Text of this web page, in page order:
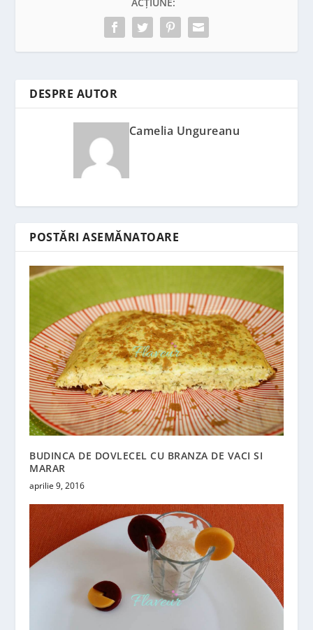
ACȚIUNE:
DESPRE AUTOR
Camelia Ungureanu
POSTĂRI ASEMĂNATOARE
BUDINCA DE DOVLECEL CU BRANZA DE VACI SI
MARAR
aprilie 9, 2016